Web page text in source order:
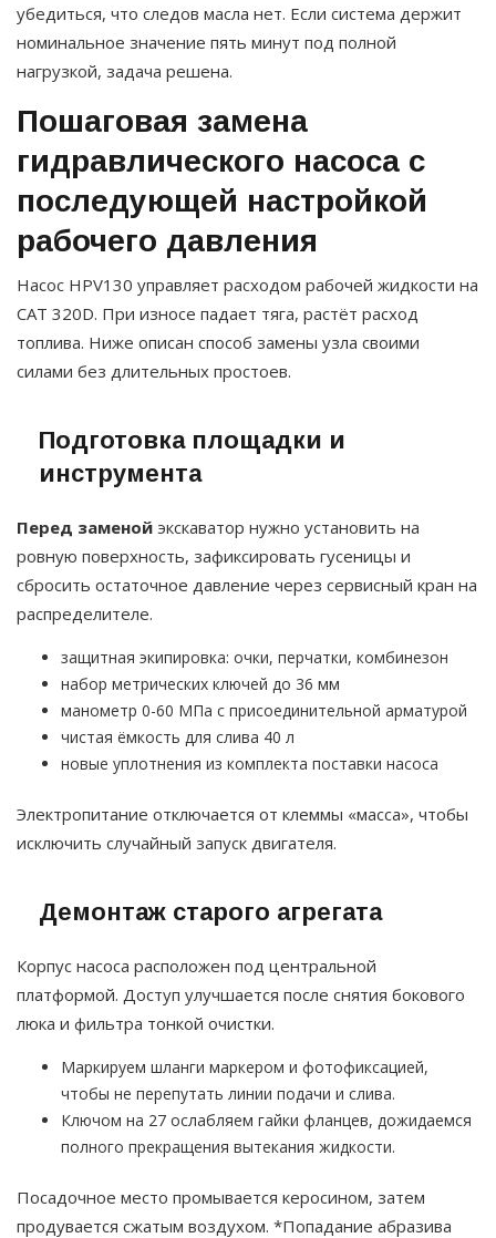
убедиться, что следов масла нет. Если система держит
номинальное значение пять минут под полной
нагрузкой, задача решена.
Пошаговая замена
гидравлического насоса с
последующей настройкой
рабочего давления
Насос HPV130 управляет расходом рабочей жидкости на
CAT 320D. При износе падает тяга, растёт расход
топлива. Ниже описан способ замены узла своими
силами без длительных простоев.
Подготовка площадки и
инструмента
Перед заменой экскаватор нужно установить на
ровную поверхность, зафиксировать гусеницы и
сбросить остаточное давление через сервисный кран на
распределителе.
защитная экипировка: очки, перчатки, комбинезон
набор метрических ключей до 36 мм
манометр 0-60 МПа с присоединительной арматурой
чистая ёмкость для слива 40 л
новые уплотнения из комплекта поставки насоса
Электропитание отключается от клеммы «масса», чтобы
исключить случайный запуск двигателя.
Демонтаж старого агрегата
Корпус насоса расположен под центральной
платформой. Доступ улучшается после снятия бокового
люка и фильтра тонкой очистки.
Маркируем шланги маркером и фотофиксацией,
чтобы не перепутать линии подачи и слива.
Ключом на 27 ослабляем гайки фланцев, дожидаемся
полного прекращения вытекания жидкости.
Посадочное место промывается керосином, затем
продувается сжатым воздухом. *Попадание абразива